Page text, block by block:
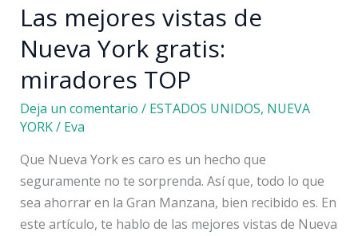
Las mejores vistas de
Nueva York gratis:
miradores TOP
Deja un comentario / ESTADOS UNIDOS, NUEVA
YORK/ Eva
Que Nueva York es caro es un hecho que
seguramente no te sorprenda. Así que, todo lo que
sea ahorrar en la Gran Manzana, bien recibido es. En
este artículo, te hablo de las mejores vistas de Nueva